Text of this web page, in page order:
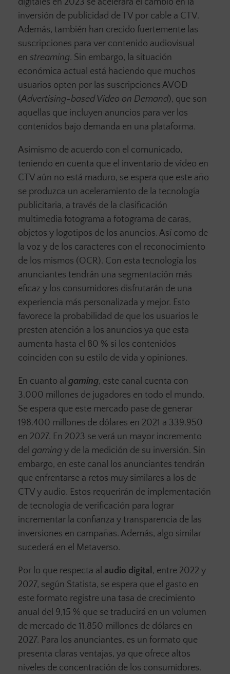
digitales en 2023 se acelerará el cambio en la
inversión de publicidad de TV por cable a CTV.
Además, también han crecido fuertemente las
suscripciones para ver contenido audiovisual
en streaming. Sin embargo, la situación
económica actual está haciendo que muchos
usuarios opten por las suscripciones AVOD
(Advertising-based Video on Demand), que son
aquellas que incluyen anuncios para ver los
contenidos bajo demanda en una plataforma.
Asimismo de acuerdo con el comunicado,
teniendo en cuenta que el inventario de vídeo en
CTV aún no está maduro, se espera que este año
se produzca un aceleramiento de la tecnología
publicitaria, a través de la clasificación
multimedia fotograma a fotograma de caras,
objetos y logotipos de los anuncios. Así como de
la voz y de los caracteres con el reconocimiento
de los mismos (OCR). Con esta tecnología los
anunciantes tendrán una segmentación más
eficaz y los consumidores disfrutarán de una
experiencia más personalizada y mejor. Esto
favorece la probabilidad de que los usuarios le
presten atención a los anuncios ya que esta
aumenta hasta el 80 % si los contenidos
coinciden con su estilo de vida y opiniones.
En cuanto al gaming, este canal cuenta con
3.000 millones de jugadores en todo el mundo.
Se espera que este mercado pase de generar
198.400 millones de dólares en 2021 a 339.950
en 2027. En 2023 se verá un mayor incremento
del gaming y de la medición de su inversión. Sin
embargo, en este canal los anunciantes tendrán
que enfrentarse a retos muy similares a los de
CTV y audio. Estos requerirán de implementación
de tecnología de verificación para lograr
incrementar la confianza y transparencia de las
inversiones en campañas. Además, algo similar
sucederá en el Metaverso.
Por lo que respecta al audio digital, entre 2022 y
2027, según Statista, se espera que el gasto en
este formato registre una tasa de crecimiento
anual del 9,15 % que se traducirá en un volumen
de mercado de 11.850 millones de dólares en
2027. Para los anunciantes, es un formato que
presenta claras ventajas, ya que ofrece altos
niveles de concentración de los consumidores.